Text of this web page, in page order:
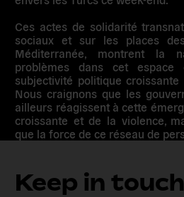
Ces actes de solidarité
sociaux et sur les places
Méditerranée, montrent la
problèmes dans cet espace
subjectivité politique croissante
Nous craignons que les
ailleurs réagissent à cette
croissante et de la violence,
que la force de ce réseau de
Keep in touch